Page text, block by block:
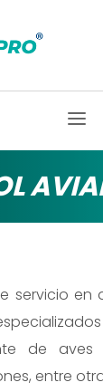
servicio en
de aves
entre